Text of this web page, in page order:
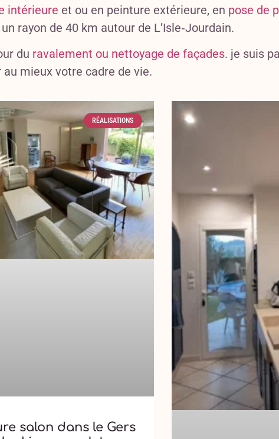
intérieure et ou en peinture extérieure, en pose de
rayon de 40 km autour de L’Isle‑Jourdain.
du ravalement ou nettoyage de façades. je suis
mieux votre cadre de vie.
RÉALISATIONS
salon dans le Gers